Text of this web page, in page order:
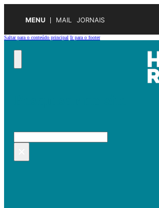
MENU MAIL JORNAIS
Saltar para o conteúdo principal Ir para o footer
Pesquisar